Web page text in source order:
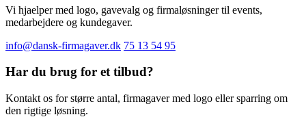
Vi hjaelper med logo, gavevalg og firmaløsninger til events,
medarbejdere og kundegaver.
info@dansk-firmagaver.dk 75 13 54 95
Har du brug for et tilbud?
Kontakt os for større antal, firmagaver med logo eller sparring om
den rigtige løsning.